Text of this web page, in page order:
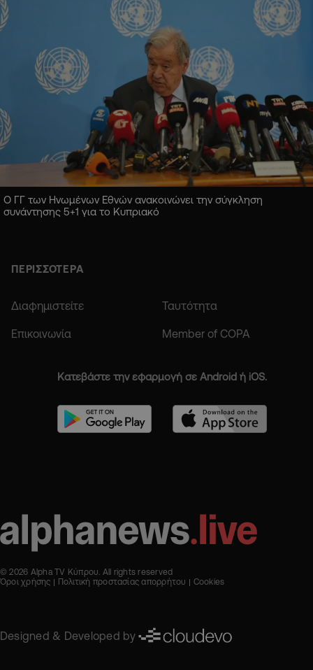
Ο ΓΓ των Ηνωμένων Εθνών ανακοινώνει την σύγκληση
συνάντησης 5+1 για το Κυπριακό
ΠΕΡΙΣΣΟΤΕΡΑ
Διαφημιστείτε Ταυτότητα
Επικοινωνία Member of COPA
Κατεβάστε την εφαρμογή σε Android ή iOS.
© 2026 Alpha TV Κύπρου. All rights reserved
Όροι χρήσης
Πολιτική προστασίας απορρήτου Cookies
Designed & Developed by